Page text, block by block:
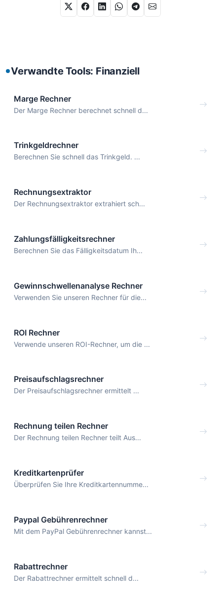
Verwandte Tools: Finanziell
Marge Rechner
Der Marge Rechner berechnet schnell d...
Trinkgeldrechner
Berechnen Sie schnell das Trinkgeld. ...
Rechnungsextraktor
Der Rechnungsextraktor extrahiert sch...
Zahlungsfälligkeitsrechner
Berechnen Sie das Fälligkeitsdatum Ih...
Gewinnschwellenanalyse Rechner
Verwenden Sie unseren Rechner für die...
ROI Rechner
Verwende unseren ROI-Rechner, um die ...
Preisaufschlagsrechner
Der Preisaufschlagsrechner ermittelt ...
Rechnung teilen Rechner
Der Rechnung teilen Rechner teilt Aus...
Kreditkartenprüfer
Überprüfen Sie Ihre Kreditkartennumme...
Paypal Gebührenrechner
Mit dem PayPal Gebührenrechner kannst...
Rabattrechner
Der Rabattrechner ermittelt schnell d...